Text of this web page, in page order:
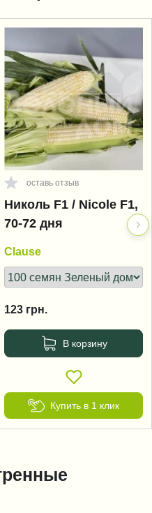
оставь отзыв
Николь F1 / Nicole F1,
70-72 дня
Clause
123 грн.
В корзину
Купить в 1 клик